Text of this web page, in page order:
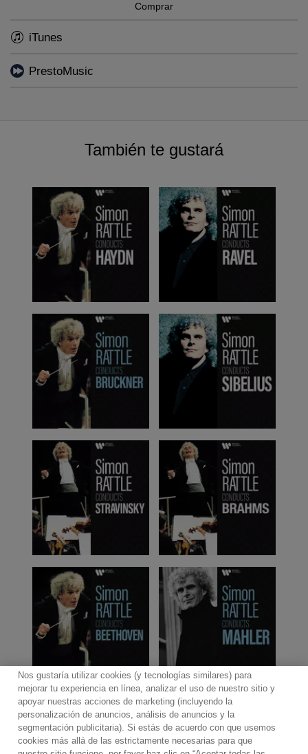
Comprar
iTunes
PrestoMusic
También te gustará
Contacto Boletin informativo
Términos de Uso
Nos gustaría utilizar cookies (y tecnologías similares) para
mejorar tu experiencia en línea, analizar el uso de nuestro sitio y
apoyar nuestras acciones de marketing (incluyendo la
personalización de anuncios, análisis de anuncios y la
segmentación publicitaria). Si estás de acuerdo con que usemos
cookies más allá de las estrictamente necesarias para que